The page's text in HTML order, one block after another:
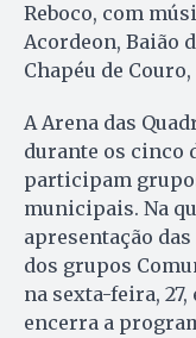
Reboco, com
Acordeon, Baião
Chapéu de
A Arena das
durante os cinco
participam
municipais. Na
apresentação
dos grupos
na sexta-feira,
encerra a